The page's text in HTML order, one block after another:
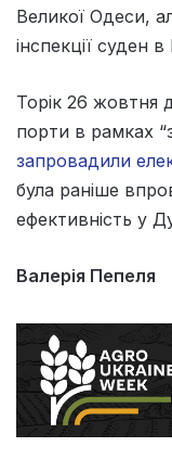
Великої Одеси,
інспекції суден
Торік 26 жовтня
порти в рамках
запровадили
була раніше
ефективність у
Валерія Пепеля